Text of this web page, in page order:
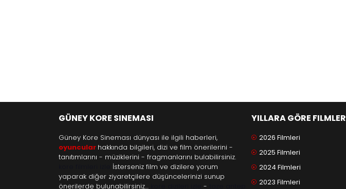
GÜNEY KORE SINEMASI
Güney Kore Sineması dünyası ile ilgili haberleri,
oyuncular hakkında bilgileri, dizi ve film önerilerini -
tanıtımlarını - müziklerini - fragmanlarını bulabilirsiniz.
İsterseniz film ve dizilere yorum
yaparak diğer ziyaretçilere düşüncelerinizi sunup
önerilerde bulunabilirsiniz…
-
YILLARA GÖRE FILMLER
2026 Filmleri
2025 Filmleri
2024 Filmleri
2023 Filmleri